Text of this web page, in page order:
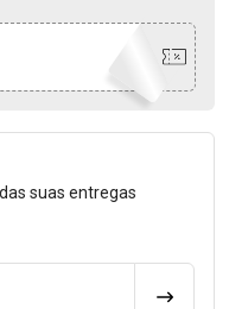
Frete
suas entregas